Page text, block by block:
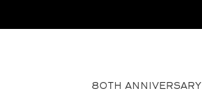
80TH ANNIVERSARY